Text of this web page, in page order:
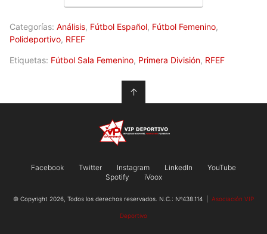
Categorías: Análisis, Fútbol Español, Fútbol Femenino,
Polideportivo, RFEF
Etiquetas: Fútbol Sala Femenino, Primera División, RFEF
↑
Facebook Twitter Instagram LinkedIn
YouTube
Spotify
iVoox
© Copyright 2026, Todos los derechos reservados. N.C.: Nº438.114 | Asociación VIP
Deportivo